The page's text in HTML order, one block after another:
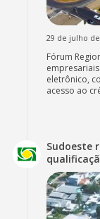
29 de julho
Fórum
eletrônico,
acesso ao
Sudoeste